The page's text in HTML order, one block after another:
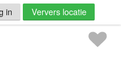
in Ververs locatie